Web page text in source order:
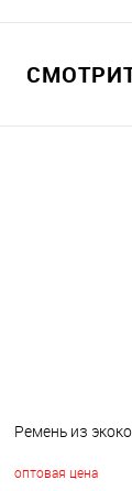
Ремень из
оптовая цена